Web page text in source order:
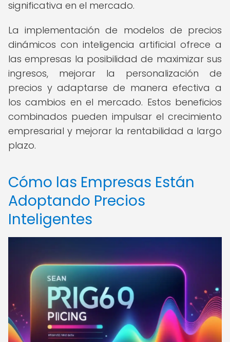
significativa en el mercado.
La implementación de modelos de precios
dinámicos con inteligencia artificial ofrece a
las empresas la posibilidad de maximizar sus
ingresos, mejorar la personalización de
precios y adaptarse de manera efectiva a
los cambios en el mercado. Estos beneficios
combinados pueden impulsar el crecimiento
empresarial y mejorar la rentabilidad a largo
plazo.
Cómo las Empresas Están
Adoptando Precios
Inteligentes